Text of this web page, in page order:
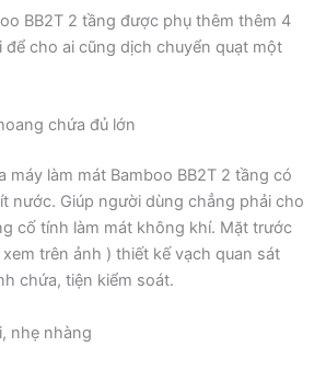
BB2T 2 tầng được phụ thêm thêm 4
để cho ai cũng dịch chuyển quạt một
chứa đủ lớn
máy làm mát Bamboo BB2T 2 tầng có
nước. Giúp người dùng chẳng phải cho
cố tính làm mát không khí. Mặt trước
trên ảnh ) thiết kế vạch quan sát
chứa, tiện kiểm soát.
nhẹ nhàng